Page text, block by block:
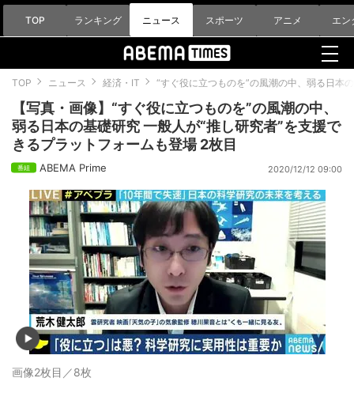
TOP ランキング ニュース スポーツ アニメ エン
TOP ニュース 経済・IT “すぐ役に立つものを”の風潮の中、弱る日本
【写真・画像】“すぐ役に立つものを”の風潮の中、
弱る日本の基礎研究 一般人が“推し研究者”を支援で
きるプラットフォームも登場 2枚目
ABEMA Prime 2020/12/12 09:00
画像2枚目／8枚